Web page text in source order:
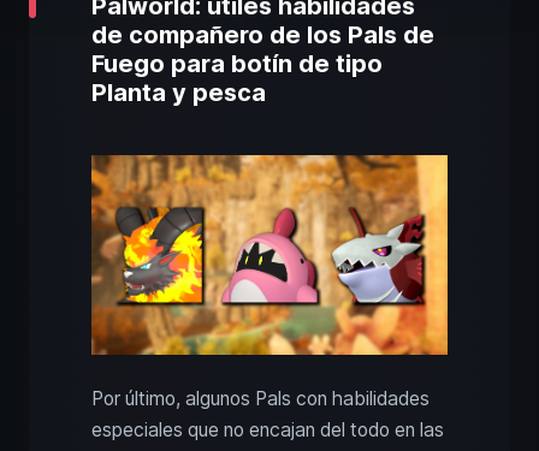
Palworld: útiles habilidades
de compañero de los Pals de
Fuego para botín de tipo
Planta y pesca
Por último, algunos Pals con habilidades
especiales que no encajan del todo en las